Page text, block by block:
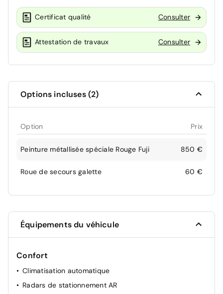
Certificat qualité Consulter
Attestation de travaux Consulter
Options incluses (2)
Option Prix
Peinture métallisée spéciale Rouge Fuji 850 €
Roue de secours galette 60 €
Équipements du véhicule
Confort
Climatisation automatique
Radars de stationnement AR